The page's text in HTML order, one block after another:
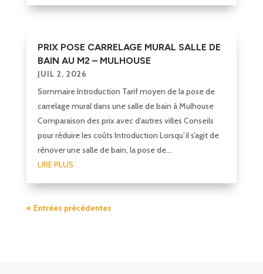
PRIX POSE CARRELAGE MURAL SALLE DE
BAIN AU M2 – MULHOUSE
JUIL 2, 2026
Sommaire Introduction Tarif moyen de la pose de
carrelage mural dans une salle de bain à Mulhouse
Comparaison des prix avec d’autres villes Conseils
pour réduire les coûts Introduction Lorsqu’il s’agit de
rénover une salle de bain, la pose de...
LIRE PLUS
« Entrées précédentes